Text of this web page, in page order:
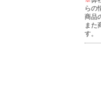
らの
商品
また
す。